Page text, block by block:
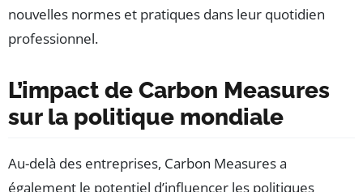
nouvelles normes et pratiques dans leur quotidien
professionnel.
L’impact de Carbon Measures
sur la politique mondiale
Au-delà des entreprises, Carbon Measures a
également le potentiel d’influencer les politiques